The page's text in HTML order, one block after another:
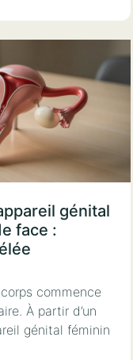
génital
face :
commence
À partir d’un
génital féminin